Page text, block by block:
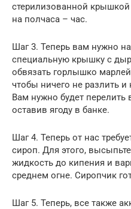
стерилизованной крышкой
на полчаса – час.
Шаг 3. Теперь вам нужно
специальную крышку с
обвязать горлышко
чтобы ничего не разлить и
Вам нужно будет
оставив ягоду в банке.
Шаг 4. Теперь от нас
сироп. Для этого,
жидкость до кипения и
среднем огне. Сиропчик
Шаг 5. Теперь, все также